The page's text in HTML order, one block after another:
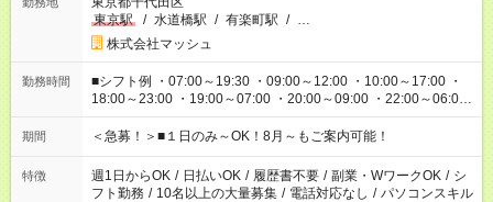
東京駅
/ 水道橋駅 / 有楽町駅 / …
株式会社マッシュ
勤務時間
■シフト例 ・07:00～19:30 ・09:00～12:00 ・10:00～17:00 ・
18:00～23:00 ・19:00～07:00 ・20:00～09:00 ・22:00～06:00
etc ★最短で3時間で5,120円のお仕事から 15時間で2万円近く稼
げるお仕事も！ ご希望のお時間に合わせてご紹介！ ※シフトは
ください！
期間 ＜急募！＞■１日のみ～OK！8月～もご案内可能！
特徴 週1日からOK / 日払いOK / 履歴書不要 / 副業・WワークOK / シ
フト勤務 / 10名以上の大量募集 / 電話対応なし / パソコンスキル